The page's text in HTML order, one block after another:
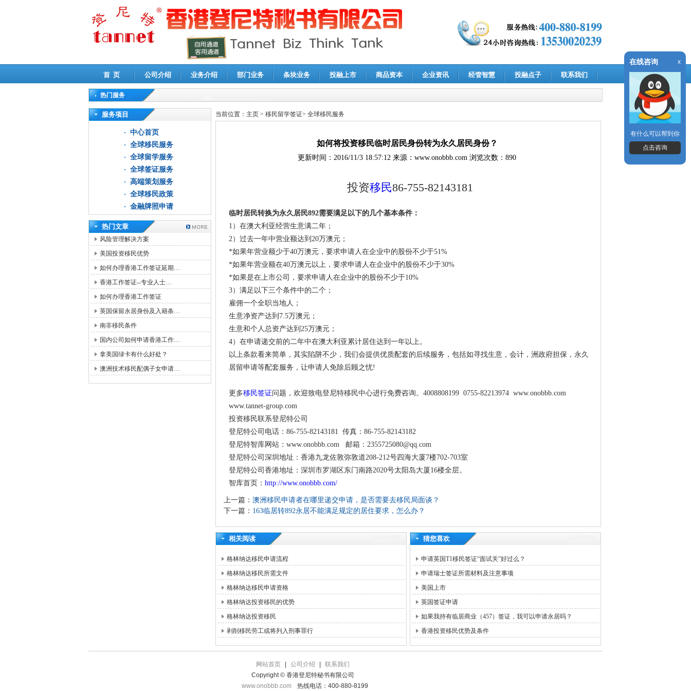
首 页 公司介绍 业务介绍 部门业务 条块业务 投融上市 商品资本 企业资讯 经管智慧 投融点子 联系我们
热门服务
高新技术企业认定审计|企业所得税汇算清缴申报鉴证
服务项目
中心首页
全球移民服务
全球留学服务
全球签证服务
高端策划服务
全球移民政策
金融牌照申请
热门文章
风险管理解决方案
美国投资移民优势
如何办理香港工作签证延期…
香港工作签证--专业人士…
如何办理香港工作签证
英国保留永居身份及入籍条…
南非移民条件
国内公司如何申请香港工作…
拿美国绿卡有什么好处？
澳洲技术移民配偶子女申请…
当前位置： 主页 > 移民留学签证> 全球移民服务
如何将投资移民临时居民身份转为永久居民身份？
更新时间： 2016/11/3 18:57:12 来源： www.onobbb.com 浏览次数：890
投资移民86-755-82143181
临时居民转换为永久居民892需要满足以下的几个基本条件：
1）在澳大利亚经营生意满二年；
2）过去一年中营业额达到20万澳元；
*如果年营业额少于40万澳元，要求申请人在企业中的股份不少于51%
*如果年营业额在40万澳元以上，要求申请人在企业中的股份不少于30%
*如果是在上市公司，要求申请人在企业中的股份不少于10%
3）满足以下三个条件中的二个；
雇佣一个全职当地人；
生意净资产达到7.5万澳元；
生意和个人总资产达到25万澳元；
4）在申请递交前的二年中在澳大利亚累计居住达到一年以上。
以上条款看来简单，其实陷阱不少，我们会提供优质配套的后续服务，包括如寻找生意，会计，洲政府担保，永久
居留申请等配套服务，让申请人免除后顾之忧!
更多移民签证问题，欢迎致电登尼特移民中心进行免费咨询。4008808199 0755-82213974 www.onobbb.com
www.tannet-group.com
投资移民联系登尼特公司
登尼特公司电话：86-755-82143181 传真：86-755-82143182
登尼特智库网站：www.onobbb.com 邮箱：2355725080@qq.com
登尼特公司深圳地址：香港九龙佐敦弥敦道208-212号四海大厦7楼702-703室
登尼特公司香港地址：深圳市罗湖区东门南路2020号太阳岛大厦16楼全层。
智库首页： http://www.onobbb.com/
上一篇： 澳洲移民申请者在哪里递交申请，是否需要去移民局面谈？
下一篇： 163临居转892永居不能满足规定的居住要求，怎么办？
相关阅读
格林纳达移民申请流程
格林纳达移民所需文件
格林纳达移民申请资格
格林纳达投资移民的优势
格林纳达投资移民
剥削移民劳工或将列入刑事罪行
猜您喜欢
申请英国T1移民签证“面试关”好过么？
申请瑞士签证所需材料及注意事项
美国上市
英国签证申请
如果我持有临居商业（457）签证，我可以申请永居吗？
香港投资移民优势及条件
网站首页 公司介绍
联系我们
Copyright © 香港登尼特秘书有限公司
www.onobbb.com
热线电话：400-880-8199
在线咨询 x
有什么可以帮到你
点击咨询